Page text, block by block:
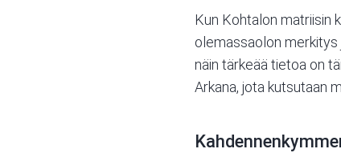
Kun Kohtalon matriisin
olemassaolon merkitys
näin tärkeää tietoa on
Arkana, jota kutsutaan